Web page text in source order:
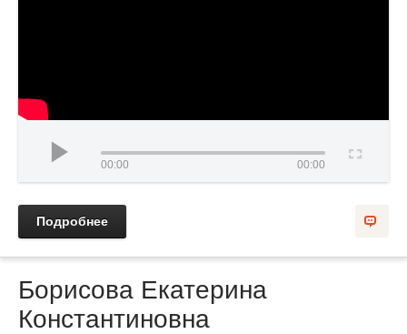
00:00 00:00
Подробнее
Борисова Екатерина
Константиновна